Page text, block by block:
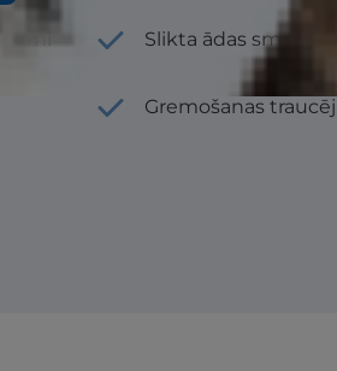
Slikta ādas smaka
Gremošanas